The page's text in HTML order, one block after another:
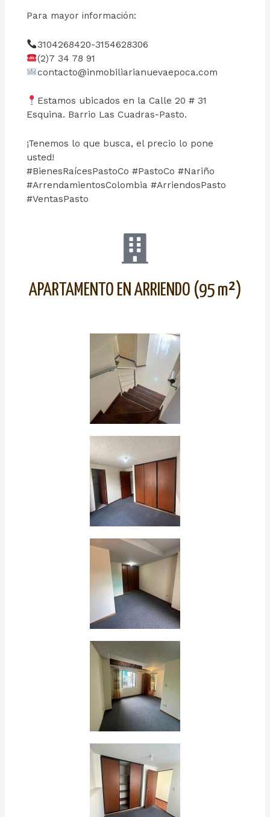
Para mayor información:
3104268420-3154628306
(2)7 34 78 91
contacto@inmobiliarianuevaepoca.com
Estamos ubicados en la Calle 20 # 31
Esquina. Barrio Las Cuadras-Pasto.
¡Tenemos lo que busca, el precio lo pone
usted!
#BienesRaícesPastoCo #PastoCo #Nariño
#ArrendamientosColombia #ArriendosPasto
#VentasPasto
APARTAMENTO EN ARRIENDO (95 m²)